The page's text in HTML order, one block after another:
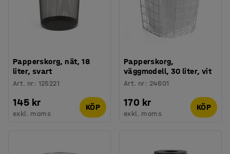
Papperskorg, nät, 18
liter, svart
Art. nr: 125221
145 kr
exkl. moms
KÖP
Papperskorg,
väggmodell, 30 liter, vit
Art. nr: 24601
170 kr
exkl. moms
KÖP